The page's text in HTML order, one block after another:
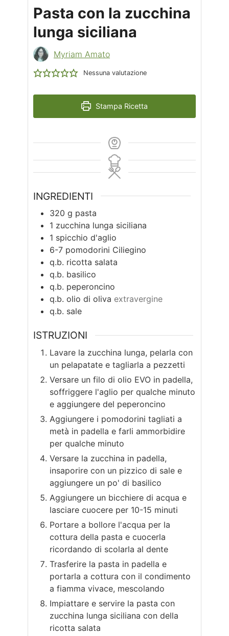
Pasta con la zucchina
lunga siciliana
Myriam Amato
Nessuna valutazione
Stampa Ricetta
INGREDIENTI
320 g pasta
1 zucchina lunga siciliana
1 spicchio d'aglio
6-7 pomodorini Ciliegino
q.b. ricotta salata
q.b. basilico
q.b. peperoncino
q.b. olio di oliva extravergine
q.b. sale
ISTRUZIONI
Lavare la zucchina lunga, pelarla con
un pelapatate e tagliarla a pezzetti
Versare un filo di olio EVO in padella,
soffriggere l'aglio per qualche minuto
e aggiungere del peperoncino
Aggiungere i pomodorini tagliati a
metà in padella e farli ammorbidire
per qualche minuto
Versare la zucchina in padella,
insaporire con un pizzico di sale e
aggiungere un po' di basilico
Aggiungere un bicchiere di acqua e
lasciare cuocere per 10-15 minuti
Portare a bollore l'acqua per la
cottura della pasta e cuocerla
ricordando di scolarla al dente
Trasferire la pasta in padella e
portarla a cottura con il condimento
a fiamma vivace, mescolando
Impiattare e servire la pasta con
zucchina lunga siciliana con della
ricotta salata